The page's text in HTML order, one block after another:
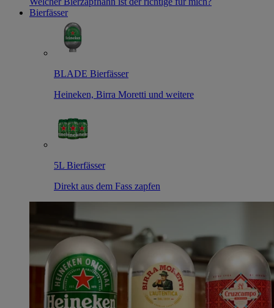
Bierfässer
BLADE Bierfässer
Heineken, Birra Moretti und weitere
5L Bierfässer
Direkt aus dem Fass zapfen